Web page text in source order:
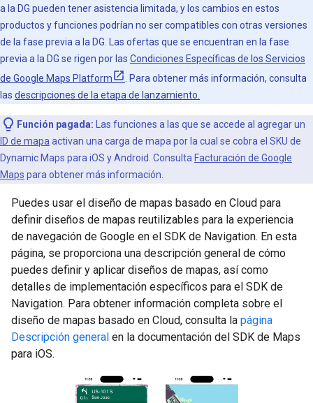
a la DG pueden tener asistencia limitada, y los cambios en estos
productos y funciones podrían no ser compatibles con otras versiones
de la fase previa a la DG. Las ofertas que se encuentran en la fase
previa a la DG se rigen por las Condiciones Específicas de los Servicios
de Google Maps Platform
. Para obtener más información, consulta
las descripciones de la etapa de lanzamiento.
Función pagada: Las funciones a las que se accede al agregar un
ID de mapa activan una carga de mapa por la cual se cobra el SKU de
Dynamic Maps para iOS y Android. Consulta Facturación de Google
Maps para obtener más información.
Puedes usar el diseño de mapas basado en Cloud para
definir diseños de mapas reutilizables para la experiencia
de navegación de Google en el SDK de Navigation. En esta
página, se proporciona una descripción general de cómo
puedes definir y aplicar diseños de mapas, así como
detalles de implementación específicos para el SDK de
Navigation. Para obtener información completa sobre el
diseño de mapas basado en Cloud, consulta la página
Descripción general en la documentación del SDK de Maps
para iOS.